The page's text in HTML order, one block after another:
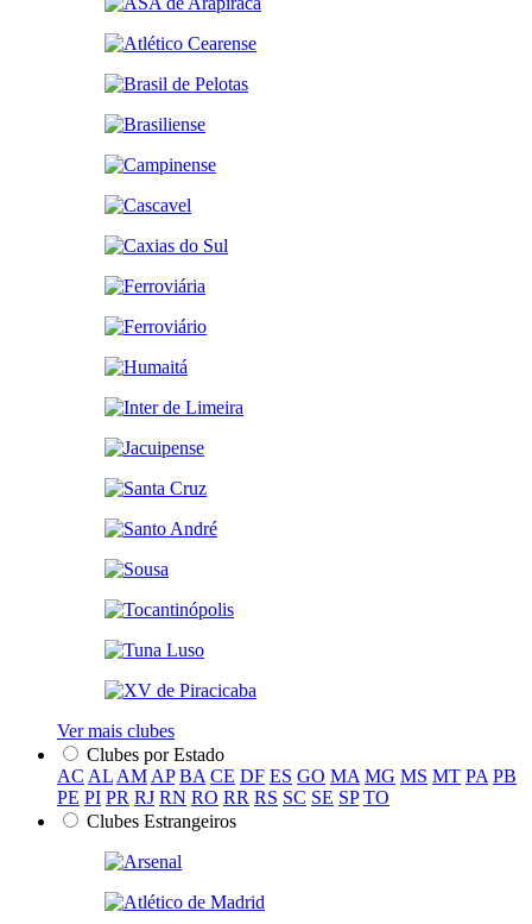
Ver mais clubes
Clubes por Estado
AC AL AM AP BA CE DF ES GO MA MG MS MT PA PB
PE PI PR RJ RN RO RR RS SC SE SP TO
Clubes Estrangeiros